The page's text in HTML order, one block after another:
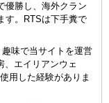
優勝し、海外クラン
す。RTSは下手糞で
味で当サイトを運営
、エイリアンウェ
用した経験がありま